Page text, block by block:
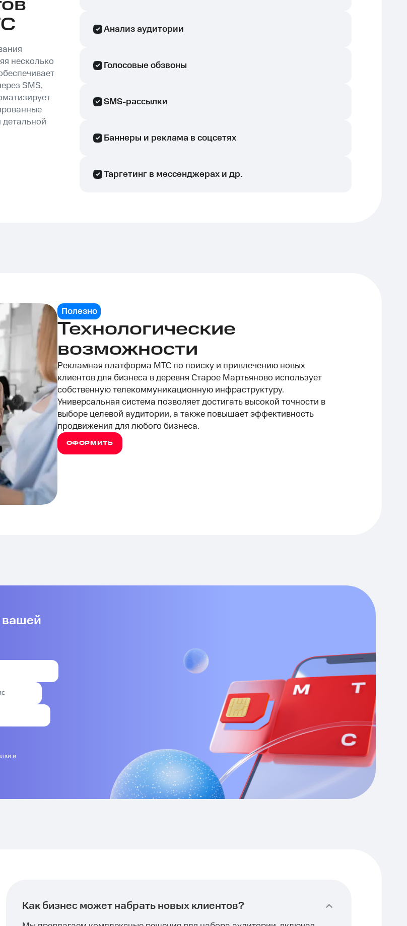
несколько
SMS,
Анализ аудитории
Голосовые обзвоны
SMS-рассылки
Баннеры и реклама в соцсетях
Таргетинг в мессенджерах и др.
Полезно
Технологические
возможности
Рекламная платформа МТС по поиску и привлечению новых
клиентов для бизнеса в деревня Старое Мартьяново использует
собственную телекоммуникационную инфраструктуру.
Универсальная система позволяет достигать высокой точности в
выборе целевой аудитории, а также повышает эффективность
продвижения для любого бизнеса.
ОФОРМИТЬ
вашей
и
Как бизнес может набрать новых клиентов?